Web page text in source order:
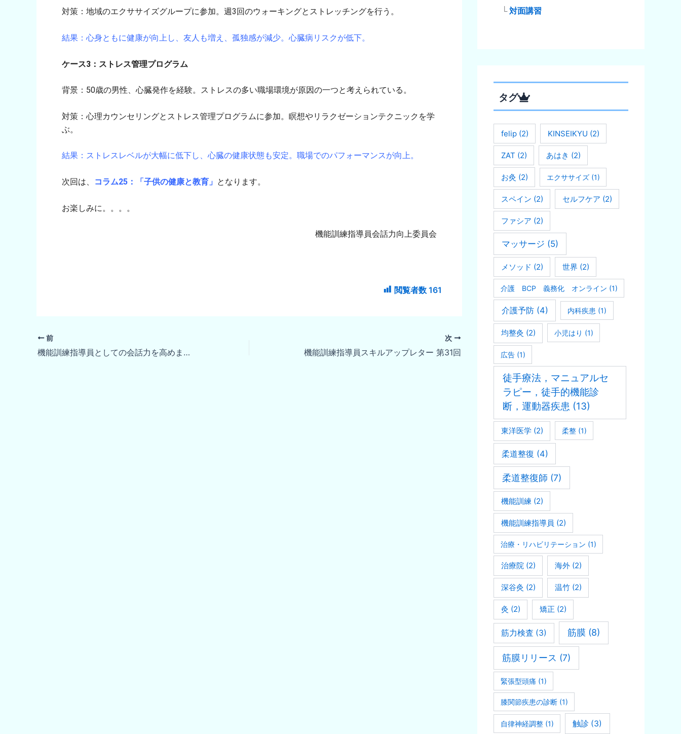
対策：地域のエクササイズグループに参加。週3回のウォーキングとストレッチングを行う。
結果：心身ともに健康が向上し、友人も増え、孤独感が減少。心臓病リスクが低下。
ケース3：ストレス管理プログラム
背景：50歳の男性、心臓発作を経験。ストレスの多い職場環境が原因の一つと考えられている。
対策：心理カウンセリングとストレス管理プログラムに参加。瞑想やリラクゼーションテクニックを学
ぶ。
結果：ストレスレベルが大幅に低下し、心臓の健康状態も安定。職場でのパフォーマンスが向上。
次回は、 コラム25：「子供の健康と教育」 となります。
お楽しみに。。。。
機能訓練指導員会話力向上委員会
閲覧者数 161
前
機能訓練指導員としての会話力を高めましょう！ コラム23
次
機能訓練指導員スキルアップレター 第31回
└対面講習
タグ
felip(2) KINSEIKYU (2)
ZAT (2) あはき (2)
お灸 (2) エクササイズ(1)
スペイン (2) セルフケア (2)
ファシア (2)
マッサージ (5)
メソッド (2) 世界 (2)
介護 BCP 義務化 オンライン (1)
介護予防(4) 内科疾患 (1)
均整灸 (2) 小児はり (1)
広告(1)
徒手療法，マニュアルセ
ラピー，徒手的機能診
断，運動器疾患 (13)
東洋医学(2) 柔整(1)
柔道整復 (4)
柔道整復師 (7)
機能訓練(2)
機能訓練指導員 (2)
治療・リハビリテーション (1)
治療院(2) 海外(2)
深谷灸 (2) 温竹(2)
灸 (2) 矯正 (2)
筋力検査 (3) 筋膜 (8)
筋膜リリース (7)
緊張型頭痛 (1)
膝関節疾患の診断(1)
自律神経調整(1) 触診 (3)